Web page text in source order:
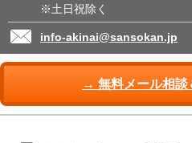
※土日祝除く
info-akinai@sansokan.jp
→ 無料メール相談